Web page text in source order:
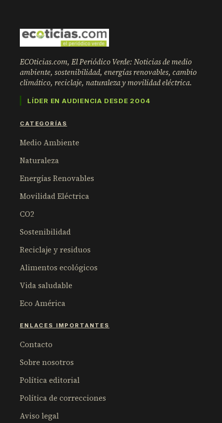
ECOticias.com, El Periódico Verde: Noticias de medio
ambiente, sostenibilidad, energías renovables, cambio
climático, reciclaje, naturaleza y movilidad eléctrica.
LÍDER EN AUDIENCIA DESDE 2004
CATEGORÍAS
Medio Ambiente
Naturaleza
Energías Renovables
Movilidad Eléctrica
CO2
Sostenibilidad
Reciclaje y residuos
Alimentos ecológicos
Vida saludable
Eco América
ENLACES IMPORTANTES
Contacto
Sobre nosotros
Política editorial
Política de correcciones
Aviso legal